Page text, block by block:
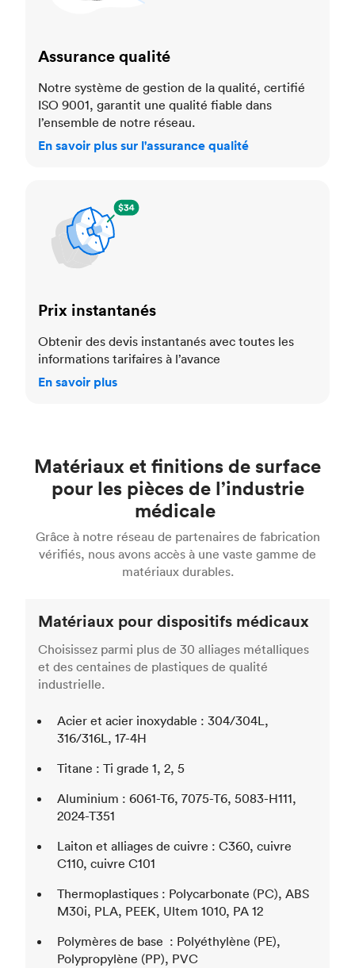
Assurance qualité
Notre système de gestion de la qualité, certifié
ISO 9001, garantit une qualité fiable dans
l’ensemble de notre réseau.
En savoir plus sur l'assurance qualité
Prix instantanés
Obtenir des devis instantanés avec toutes les
informations tarifaires à l’avance
En savoir plus
Matériaux et finitions de surface
pour les pièces de l’industrie
médicale
Grâce à notre réseau de partenaires de fabrication
vérifiés, nous avons accès à une vaste gamme de
matériaux durables.
Matériaux pour dispositifs médicaux
Choisissez parmi plus de 30 alliages métalliques
et des centaines de plastiques de qualité
industrielle.
Acier et acier inoxydable : 304/304L,
316/316L, 17-4H
Titane : Ti grade 1, 2, 5
Aluminium : 6061-T6, 7075-T6, 5083-H111,
2024-T351
Laiton et alliages de cuivre : C360, cuivre
C110, cuivre C101
Thermoplastiques : Polycarbonate (PC), ABS
M30i, PLA, PEEK, Ultem 1010, PA 12
Polymères de base : Polyéthylène (PE),
Polypropylène (PP), PVC